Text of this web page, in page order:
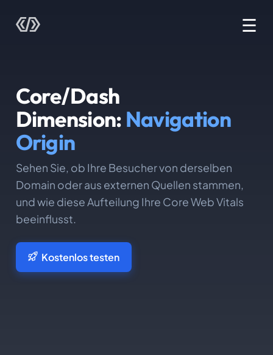
☰
Core/Dash
Dimension: Navigation
Origin
Sehen Sie, ob Ihre Besucher von derselben
Domain oder aus externen Quellen stammen,
und wie diese Aufteilung Ihre Core Web Vitals
beeinflusst.
Kostenlos testen